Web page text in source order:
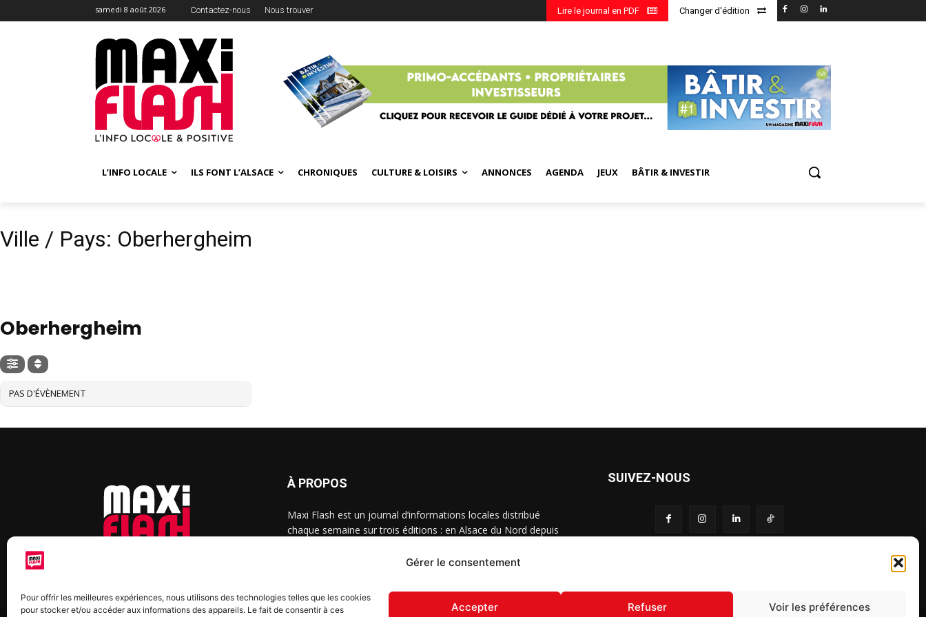
Gérer le consentement
Pour offrir les meilleures expériences, nous utilisons des technologies telles que les cookies
pour stocker et/ou accéder aux informations des appareils. Le fait de consentir à ces
Accepter Refuser Voir les préférences
samedi 8 août 2026 Contactez-nous Nous trouver Changer d'édition
Lire le journal en PDF
L’INFO LOCALE ILS FONT L’ALSACE CHRONIQUES CULTURE & LOISIRS ANNONCES AGENDA JEUX BÂTIR & INVESTIR
Ville / Pays: Oberhergheim
Oberhergheim
PAS D'ÉVÈNEMENT
À PROPOS
Maxi Flash est un journal d’informations locales distribué
chaque semaine sur trois éditions : en Alsace du Nord depuis
2022, et à Colmar, Vignoble et Plaine depuis 2023.
SUIVEZ-NOUS